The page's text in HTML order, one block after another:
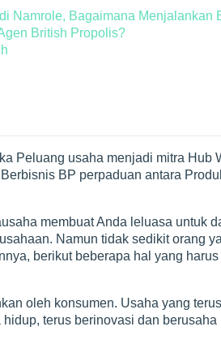
Namrole, Bagaimana Menjalankan
British Propolis?
Peluang usaha menjadi mitra Hub
Berbisnis BP perpaduan antara
membuat Anda leluasa untuk
Namun tidak sedikit orang
berikut beberapa hal yang harus
oleh konsumen. Usaha yang
terus berinovasi dan